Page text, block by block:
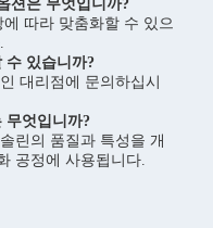
션은 무엇입니까?
따라 맞춤화할 수 있으
수 있습니까?
대리점에 문의하십시
무엇입니까?
린의 품질과 특성을 개
공정에 사용됩니다.